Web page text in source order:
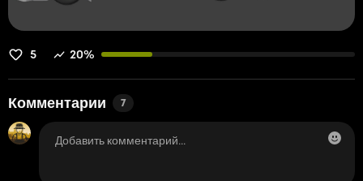
5 20%
Комментарии 7